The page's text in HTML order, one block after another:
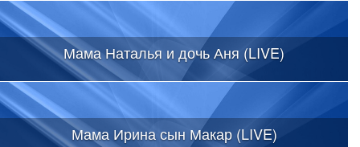
Мама Наталья и дочь Аня (LIVE)
Мама Ирина сын Макар (LIVE)